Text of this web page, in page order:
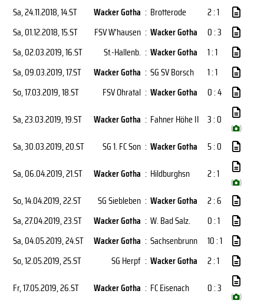
Sa, 24.11.2018, 14.ST Wacker Gotha : Brotterode
2 : 1
Sa, 01.12.2018, 15.ST FSV W'hausen : Wacker Gotha
0 : 3
Sa, 02.03.2019, 16.ST St.-Hallenb. : Wacker Gotha
1 : 1
Sa, 09.03.2019, 17.ST Wacker Gotha : SG SV Borsch
1 : 1
So, 17.03.2019, 18.ST FSV Ohratal : Wacker Gotha
0 : 4
Sa, 23.03.2019, 19.ST Wacker Gotha : Fahner Höhe II 3 : 0
( )
Sa, 30.03.2019, 20.ST SG 1. FC Son : Wacker Gotha
5 : 0
Sa, 06.04.2019, 21.ST Wacker Gotha : Hildburghsn 2 : 1
( )
So, 14.04.2019, 22.ST SG Siebleben : Wacker Gotha
2 : 6
Sa, 27.04.2019, 23.ST Wacker Gotha : W. Bad Salz.
0 : 1
Sa, 04.05.2019, 24.ST Wacker Gotha : Sachsenbrunn
10 : 1
So, 12.05.2019, 25.ST SG Herpf : Wacker Gotha
2 : 1
Fr, 17.05.2019, 26.ST Wacker Gotha : FC Eisenach 0 : 3
( )